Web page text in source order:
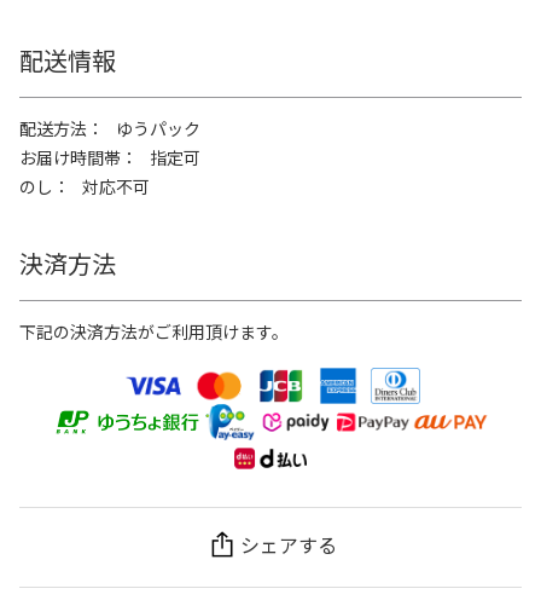
配送情報
配送方法
ゆうパック
お届け時間帯
指定可
のし
対応不可
決済方法
下記の決済方法がご利用頂けます。
シェアする